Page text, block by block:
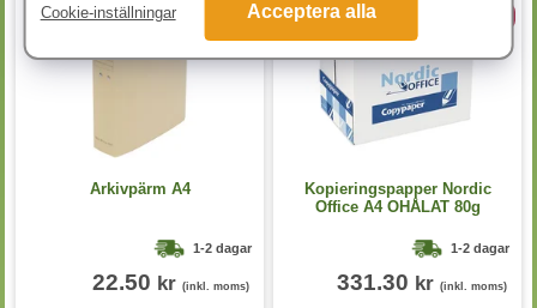
Arkivpärm A4
1-2 dagar
22.50 kr (inkl. moms)
Kopieringspapper Nordic
Office A4 OHÅLAT 80g
1-2 dagar
331.30 kr (inkl. moms)
Cookie-inställningar Acceptera alla